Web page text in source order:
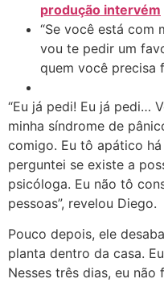
produção intervém
“Se você está com
vou te pedir um
quem você precisa
“Eu já pedi! Eu já pedi…
minha síndrome de
comigo. Eu tô apático
perguntei se existe a
psicóloga. Eu não tô
pessoas”, revelou Diego.
Pouco depois, ele
planta dentro da casa.
Nesses três dias, eu